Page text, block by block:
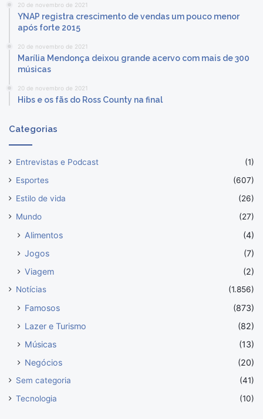
20 de novembro de 2021
YNAP registra crescimento de vendas um pouco menor
após forte 2015
20 de novembro de 2021
Marília Mendonça deixou grande acervo com mais de 300
músicas
20 de novembro de 2021
Hibs e os fãs do Ross County na final
Categorias
Entrevistas e Podcast
(1)
Esportes
(607)
Estilo de vida
(26)
Mundo
(27)
Alimentos
(4)
Jogos
(7)
Viagem
(2)
Notícias (1.856)
Famosos
(873)
Lazer e Turismo
(82)
Músicas
(13)
Negócios
(20)
Sem categoria
(41)
Tecnologia
(10)